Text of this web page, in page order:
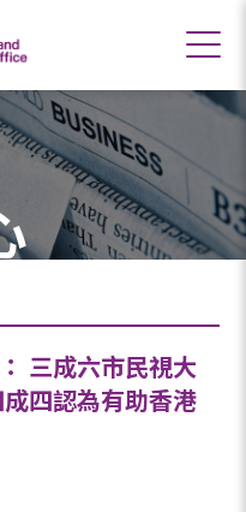
三成六市民視大
四認為有助香港